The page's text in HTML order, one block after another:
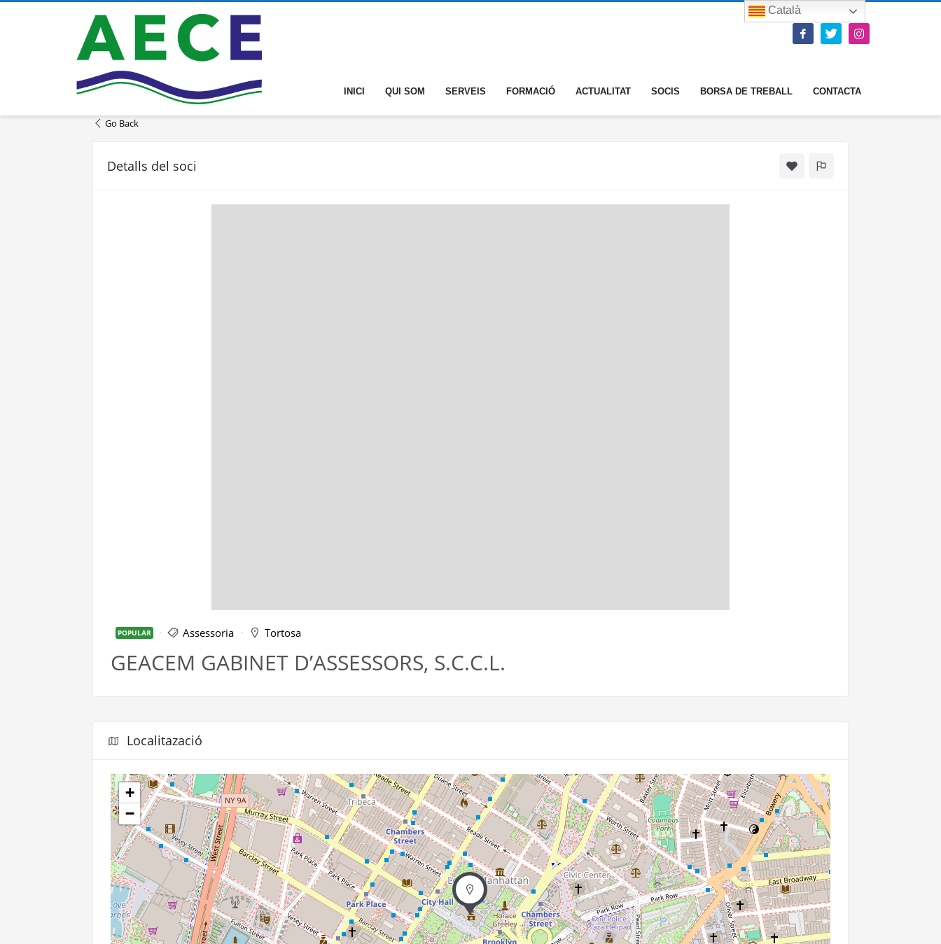
INICI QUI SOM SERVEIS FORMACIÓ ACTUALITAT SOCIS BORSA DE TREBALL CONTACTA
Go Back
Detalls del soci
POPULAR Assessoria Tortosa
GEACEM GABINET D’ASSESSORS, S.C.C.L.
Localitazació
+
−
Català